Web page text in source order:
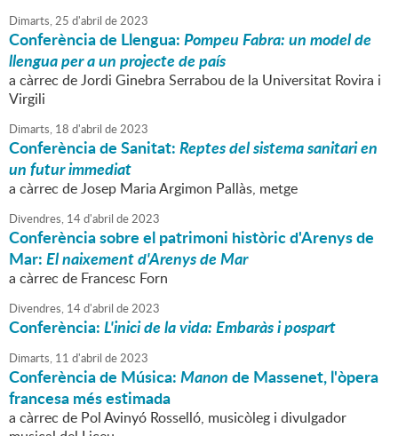
Dimarts,25 d'abril de2023
Conferència de Llengua:Pompeu Fabra: un model de
llengua per a un projecte de país
a càrrec de Jordi Ginebra Serrabou de la Universitat Rovira i
Virgili
Dimarts, 18 d'abril de2023
Conferència de Sanitat:Reptes del sistema sanitari en
un futur immediat
a càrrec de Josep Maria Argimon Pallàs, metge
Divendres, 14d'abril de2023
Conferència sobre el patrimoni històric d'Arenys de
Mar:El naixement d'Arenys de Mar
a càrrec de Francesc Forn
Divendres, 14d'abril de2023
Conferència:L'inici de la vida: Embaràs i pospart
Dimarts, 11 d'abril de2023
Conferència de Música:Manonde Massenet, l'òpera
francesa més estimada
a càrrec de Pol Avinyó Rosselló, musicòleg i divulgador